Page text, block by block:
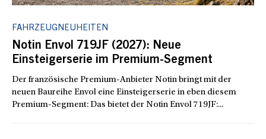
FAHRZEUGNEUHEITEN
Notin Envol 719JF (2027): Neue
Einsteigerserie im Premium-Segment
Der französische Premium-Anbieter Notin bringt mit der
neuen Baureihe Envol eine Einsteigerserie in eben diesem
Premium-Segment: Das bietet der Notin Envol 719JF:...